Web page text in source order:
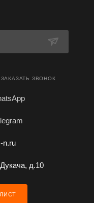
ЗАКАЗАТЬ ЗВОНОК
n.ru
д.10